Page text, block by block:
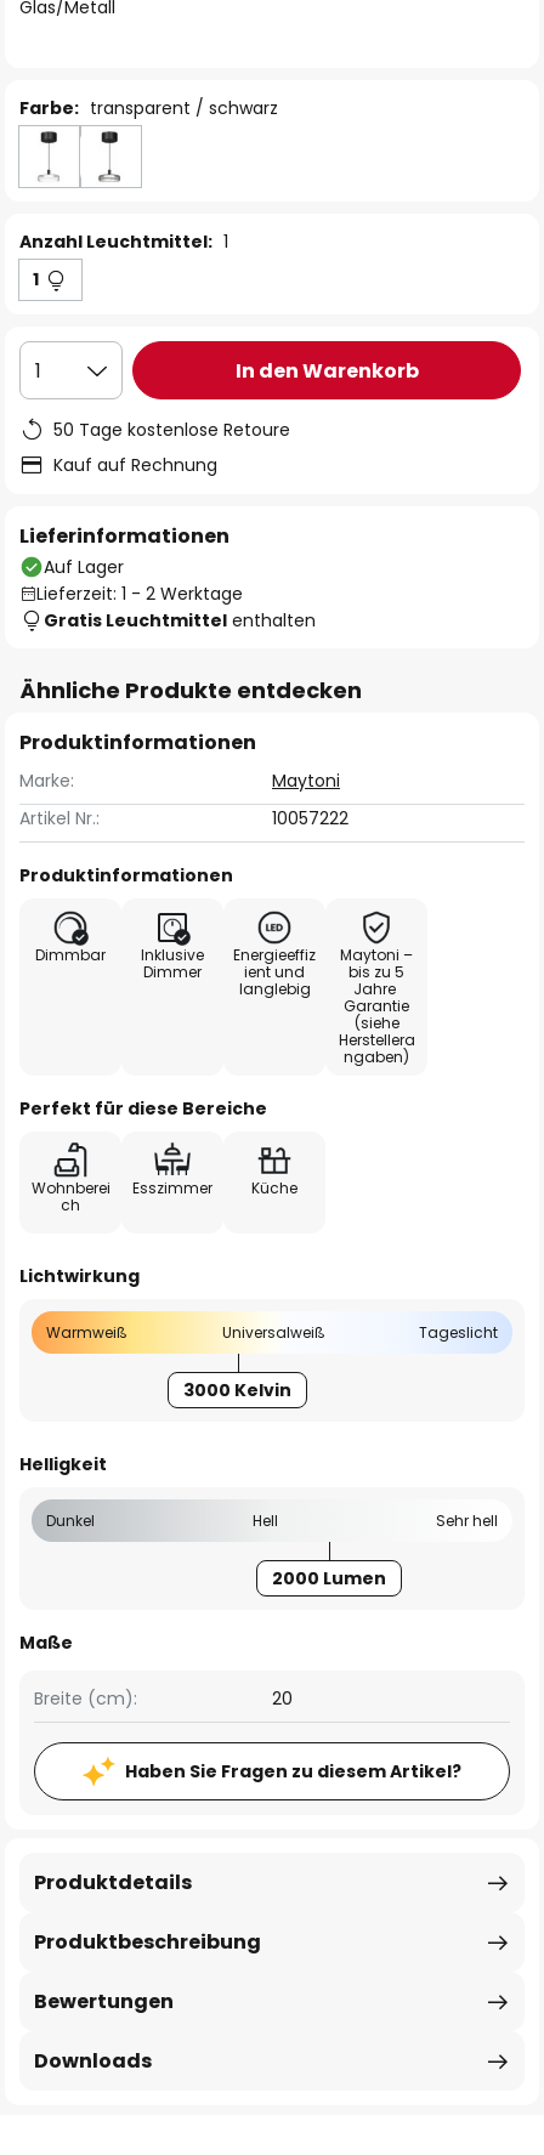
Glas/Metall
Farbe: transparent / schwarz
Anzahl Leuchtmittel: 1
1
1 In den Warenkorb
50 Tage kostenlose Retoure
Kauf auf Rechnung
Lieferinformationen
Auf Lager
Lieferzeit: 1 - 2 Werktage
Gratis Leuchtmittel enthalten
Ähnliche Produkte entdecken
Produktinformationen
Marke:
Maytoni
Artikel Nr.:
10057222
Produktinformationen
Dimmbar
Inklusive
Dimmer
Energieeffiz
ient und
langlebig
Maytoni –
bis zu 5
Jahre
Garantie
(siehe
Herstellera
ngaben)
Perfekt für diese Bereiche
Wohnberei
ch
Esszimmer Küche
Lichtwirkung
Warmweiß Universalweiß Tageslicht
3000 Kelvin
Helligkeit
Dunkel Hell Sehr hell
2000 Lumen
Maße
Breite (cm): 20
Haben Sie Fragen zu diesem Artikel?
Produktbeschreibung
Produktdetails
Bewertungen
Downloads